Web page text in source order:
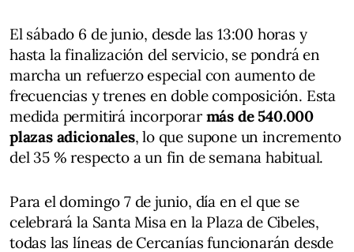
El sábado 6 de junio, desde las 13:00 horas y
hasta la finalización del servicio, se pondrá en
marcha un refuerzo especial con aumento de
frecuencias y trenes en doble composición. Esta
medida permitirá incorporar más de 540.000
plazas adicionales, lo que supone un incremento
del 35 % respecto a un fin de semana habitual.
Para el domingo 7 de junio, día en el que se
celebrará la Santa Misa en la Plaza de Cibeles,
todas las líneas de Cercanías funcionarán desde